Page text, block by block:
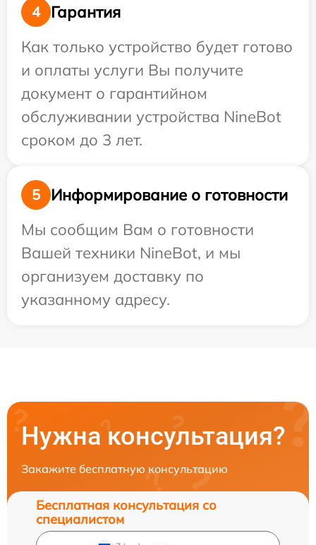
4
Гарантия
Как только устройство будет готово
и оплаты услуги Вы получите
документ о гарантийном
обслуживании устройства NineBot
сроком до 3 лет.
5
Информирование о готовности
Мы сообщим Вам о готовности
Вашей техники NineBot, и мы
организуем доставку по
указанному адресу.
Нужна консультация?
Закажите бесплатную консультацию
Бесплатная консультация со
специалистом